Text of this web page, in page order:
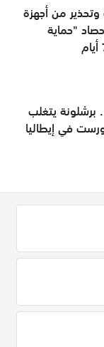
من أجهزة
"حماية
برشلونة يتغلب
في إيطاليا